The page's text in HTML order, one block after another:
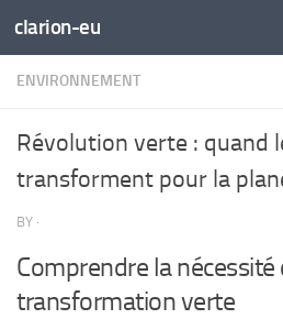
Skip to content
clarion-eu
ENVIRONNEMENT
Révolution verte : quand
transforment pour la
BY ·
Comprendre la nécessité
transformation verte